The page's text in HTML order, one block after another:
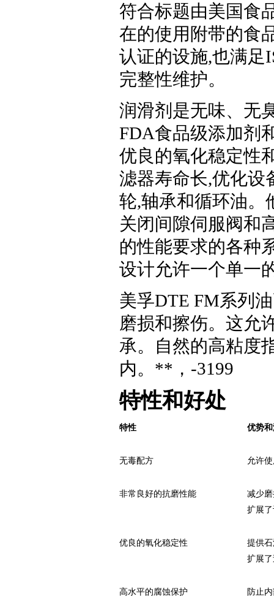
符合标题由美国食
在的使用附带的食
认证的设施,也满足
完整性维护。
润滑剂是无味、无
FDA食品级添加剂
优良的氧化稳定性
滤器寿命长,优化设
轮,轴承和循环油。
关闭间隙伺服阀和
的性能要求的各种
设计允许一个单一
美孚DTE FM系列
磨损和擦伤。这允
承。自然的高粘度
内。 **，-3199
特性和好处
特性 优势
无毒配方 允许
非常良好的抗磨性能
减少
扩展
优良的氧化稳定性
提供
扩展
高水平的腐蚀保护
防止